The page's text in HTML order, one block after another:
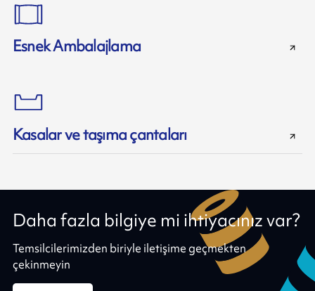
Esnek Ambalajlama
Kasalar ve taşıma çantaları
Daha fazla bilgiye mi ihtiyacınız var?
Temsilcilerimizden biriyle iletişime geçmekten
çekinmeyin